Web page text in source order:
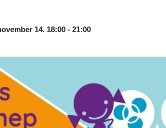
14. 18:00 - 21:00